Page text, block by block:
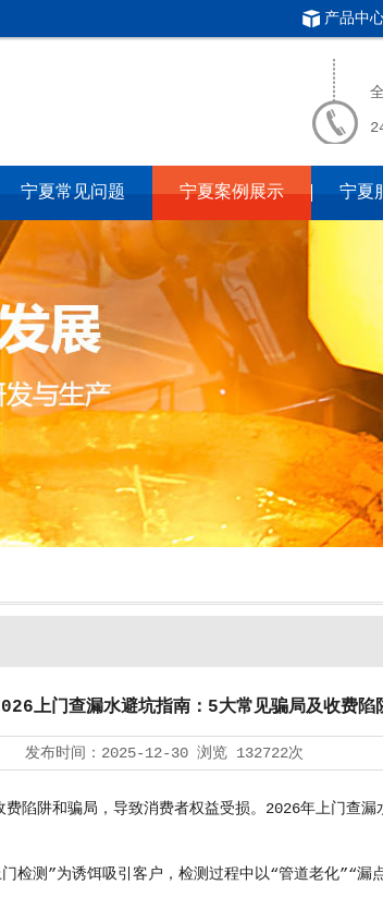
产品中
宁夏常见问题 宁夏案例展示 宁夏
上门查漏水避坑指南：5大常见骗局及收费陷
发布时间： 2025-12-30 浏览 132722次
陷阱和骗局，导致消费者权益受损。2026年上门查
检测”为诱饵吸引客户，检测过程中以“管道老化”“漏